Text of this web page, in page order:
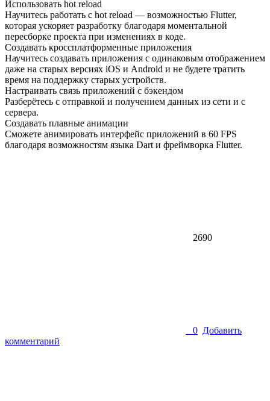
Использовать hot reload
Научитесь работать с hot reload — возможностью Flutter,
которая ускоряет разработку благодаря моментальной
пересборке проекта при изменениях в коде.
Создавать кроссплатформенные приложения
Научитесь создавать приложения с одинаковым отображением
даже на старых версиях iOS и Android и не будете тратить
время на поддержку старых устройств.
Настраивать связь приложений с бэкендом
Разберётесь с отправкой и получением данных из сети и с
сервера.
Создавать плавные анимации
Сможете анимировать интерфейс приложений в 60 FPS
благодаря возможностям языка Dart и фреймворка Flutter.
2690
0 Добавить
комментарий